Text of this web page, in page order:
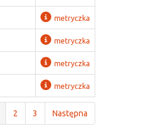
metryczka
metryczka
metryczka
metryczka
2 3 Następna